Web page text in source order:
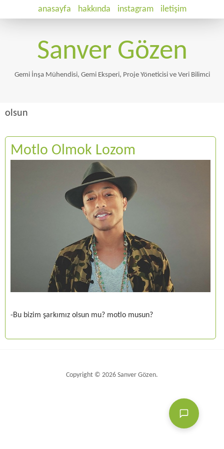
anasayfa hakkında instagram iletişim
Sanver Gözen
Gemi İnşa Mühendisi, Gemi Eksperi, Proje Yöneticisi ve Veri Bilimci
olsun
Motlo Olmok Lozom
-Bu bizim şarkımız olsun mu? motlo musun?
Copyright © 2026 Sanver Gözen.